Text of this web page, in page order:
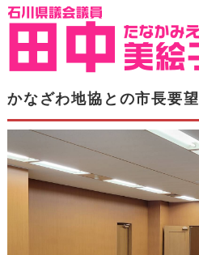
ホーム
県議会活動
プロフィール
衆院議員時代
かなざわ地協との市長要望